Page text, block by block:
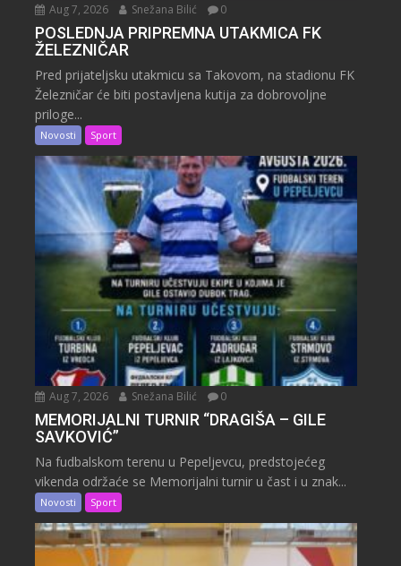
Aug 7, 2026 Snežana Bilić 0
POSLEDNJA PRIPREMNA UTAKMICA FK
ŽELEZNIČAR
Pred prijateljsku utakmicu sa Takovom, na stadionu FK
Železničar će biti postavljena kutija za dobrovoljne
priloge...
Novosti Sport
Aug 7, 2026 Snežana Bilić 0
MEMORIJALNI TURNIR “DRAGIŠA – GILE
SAVKOVIĆ”
Na fudbalskom terenu u Pepeljevcu, predstojećeg
vikenda održaće se Memorijalni turnir u čast i u znak...
Novosti Sport